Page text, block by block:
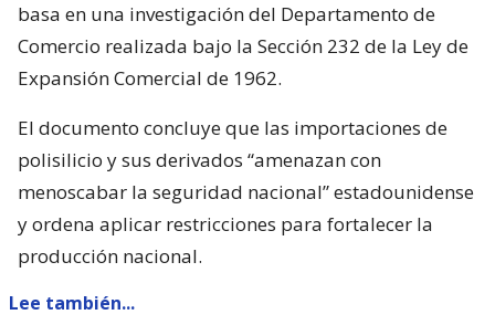
basa en una investigación del Departamento de
Comercio realizada bajo la Sección 232 de la Ley de
Expansión Comercial de 1962.
El documento concluye que las importaciones de
polisilicio y sus derivados “amenazan con
menoscabar la seguridad nacional” estadounidense
y ordena aplicar restricciones para fortalecer la
producción nacional.
Lee también...